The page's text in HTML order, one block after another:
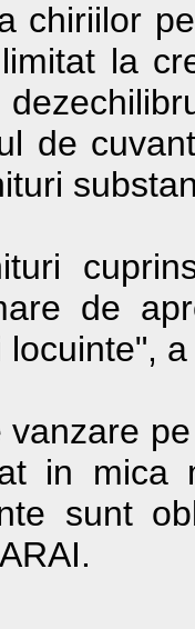
chiriilor
la
de
de
in mica
sunt